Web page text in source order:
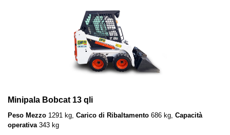
Minipala Bobcat 13 qli
Peso Mezzo 1291 kg, Carico di Ribaltamento 686 kg, Capacità
operativa343 kg